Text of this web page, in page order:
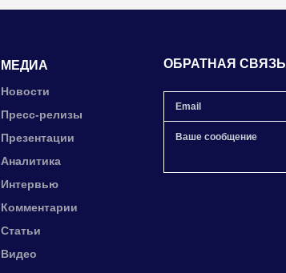
МЕДИА
Новости
Пресс-релизы
Презентации
Аналитика
Интервью
Комментарии
Статьи
Видео
ОБРАТНАЯ СВЯЗЬ